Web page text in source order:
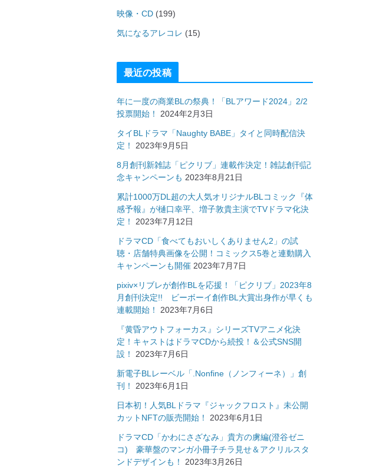
映像・CD (199)
気になるアレコレ (15)
最近の投稿
年に一度の商業BLの祭典！「BLアワード2024」2/2
投票開始！
2024年2月3日
タイBLドラマ「Naughty BABE」タイと同時配信決
定！
2023年9月5日
8月創刊新雑誌「ピクリブ」連載作決定！雑誌創刊記
念キャンペーンも 2023年8月21日
累計1000万DL超の大人気オリジナルBLコミック『体
感予報』が樋口幸平、増子敦貴主演でTVドラマ化決
定！
2023年7月12日
ドラマCD「食べてもおいしくありません2」の試
聴・店舗特典画像を公開！コミックス5巻と連動購入
キャンペーンも開催 2023年7月7日
pixiv×リブレが創作BLを応援！「ピクリブ」2023年8
月創刊決定!! ビーボーイ創作BL大賞出身作が早くも
連載開始！
2023年7月6日
『黄昏アウトフォーカス』シリーズTVアニメ化決
定！キャストはドラマCDから続投！＆公式SNS開
設！
2023年7月6日
新電子BLレーベル「.Nonfine（ノンフィーネ）」創
刊！
2023年6月1日
日本初！人気BLドラマ『ジャックフロスト』未公開
カットNFTの販売開始！
2023年6月1日
ドラマCD「かわにさざなみ」貴方の虜編(澄谷ゼニ
コ) 豪華盤のマンガ小冊子チラ見せ＆アクリルスタ
ンドデザインも！
2023年3月26日